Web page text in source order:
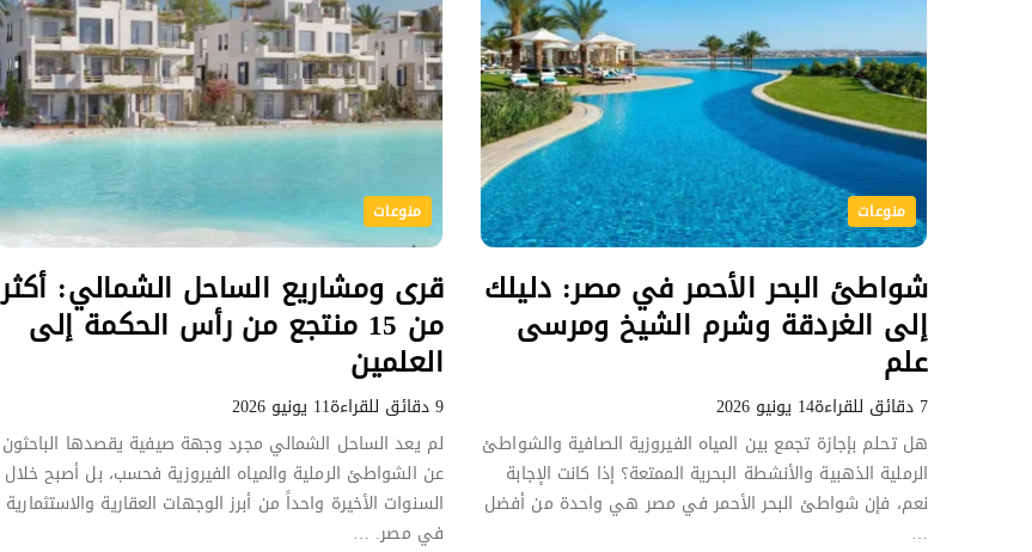
منوعات
شواطئ البحر الأحمر في مصر: دليلك
إلى الغردقة وشرم الشيخ ومرسى
علم
7 دقائق للقراءة
14 يونيو 2026
هل تحلم بإجازة تجمع بين المياه الفيروزية الصافية والشواطئ
الرملية الذهبية والأنشطة البحرية الممتعة؟ إذا كانت الإجابة
نعم، فإن شواطئ البحر الأحمر في مصر هي واحدة من أفضل
…
منوعات
قرى ومشاريع الساحل الشمالي: أكثر
من 15 منتجع من رأس الحكمة إلى
العلمين
9 دقائق للقراءة
11 يونيو 2026
لم يعد الساحل الشمالي مجرد وجهة صيفية يقصدها الباحثون
عن الشواطئ الرملية والمياه الفيروزية فحسب، بل أصبح خلال
السنوات الأخيرة واحداً من أبرز الوجهات العقارية والاستثمارية
في مصر. …